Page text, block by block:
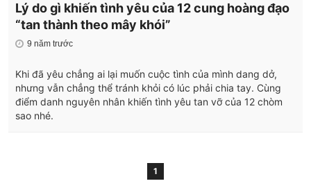
Lý do gì khiến tình yêu của 12 cung hoàng đạo
“tan thành theo mây khói”
9 năm trước
Khi đã yêu chẳng ai lại muốn cuộc tình của mình dang dở,
nhưng vẫn chẳng thể tránh khỏi có lúc phải chia tay. Cùng
điểm danh nguyên nhân khiến tình yêu tan vỡ của 12 chòm
sao nhé.
1